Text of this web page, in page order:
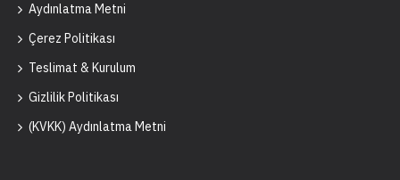
Aydınlatma Metni
Çerez Politikası
Teslimat & Kurulum
Gizlilik Politikası
(KVKK) Aydınlatma Metni